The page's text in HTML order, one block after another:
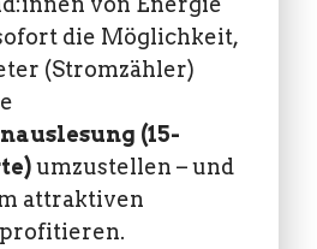
die Möglichkeit,
(Stromzähler)
(15-
umzustellen – und
attraktiven